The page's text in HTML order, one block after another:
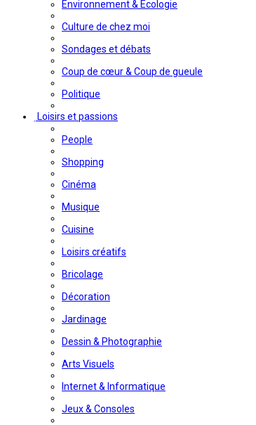
Environnement & Écologie
Culture de chez moi
Sondages et débats
Coup de cœur & Coup de gueule
Politique
Loisirs et passions
People
Shopping
Cinéma
Musique
Cuisine
Loisirs créatifs
Bricolage
Décoration
Jardinage
Dessin & Photographie
Arts Visuels
Internet & Informatique
Jeux & Consoles